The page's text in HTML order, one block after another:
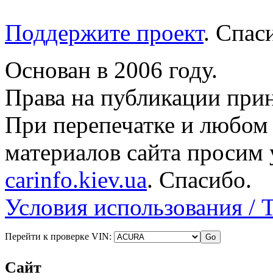
Поддержите проект.
Основан в 2006 году.
Права на публикации
При перепечатке и
материалов сайта просим
carinfo.kiev.ua. Спасибо.
Условия использования /
Перейти к проверке VIN:
Сайт